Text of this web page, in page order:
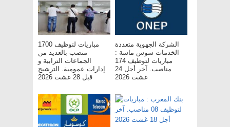
مباريات لتوظيف 1700
منصب بالعديد من
الجماعات الترابية و
إدارات عمومية. الترشيح
قبل 28 غشت 2026
الشركة الجهوية متعددة
الخدمات سوس ماسة :
مباريات لتوظيف 174
مناصب. آخر أجل 24
غشت 2026